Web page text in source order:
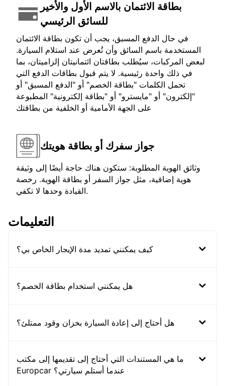
بطاقة الائتمان بالاسم الأول والأخير
للسائق الرئيسي
في حال الدفع المسبق، يجب أن تكون بطاقة الائتمان
المستخدمة باسم السائق وأن تُعرض عند استلام السيارة.
لبعض المركبات، سيُطلب بطاقتان ائتمانيتان إلزاميتان، بما
في ذلك واحدة رئيسية. لا يتم قبول بطاقات الدفع التي
تحمل الكلمات "بطاقة الخصم" أو "الدفع المسبق" أو
"إلكترون" أو "مايسترو" أو "بطاقة إلكترونية" المطبوعة
على الجهة الأمامية أو الخلفية من بطاقتك
جواز سفرك أو بطاقة هويتك
وثائق الهوية المطلوبة: ستكون هناك حاجة أيضًا إلى وثيقة
هوية إضافية، مثل جواز السفر أو بطاقة الهوية. رخصة
القيادة وحدها لا تكفي.
التعليمات
كيف يمكنني تمديد مدة الإيجار الخاص بي؟
هل يمكنني استخدام بطاقة الخصم؟
هل أحتاج إلى إعادة السيارة بخزان وقود ممتلئ؟
ما هي المستندات التي أحتاج إلى تقديمها إلى مكتب
Europcar عندما أستلم سيارتي؟